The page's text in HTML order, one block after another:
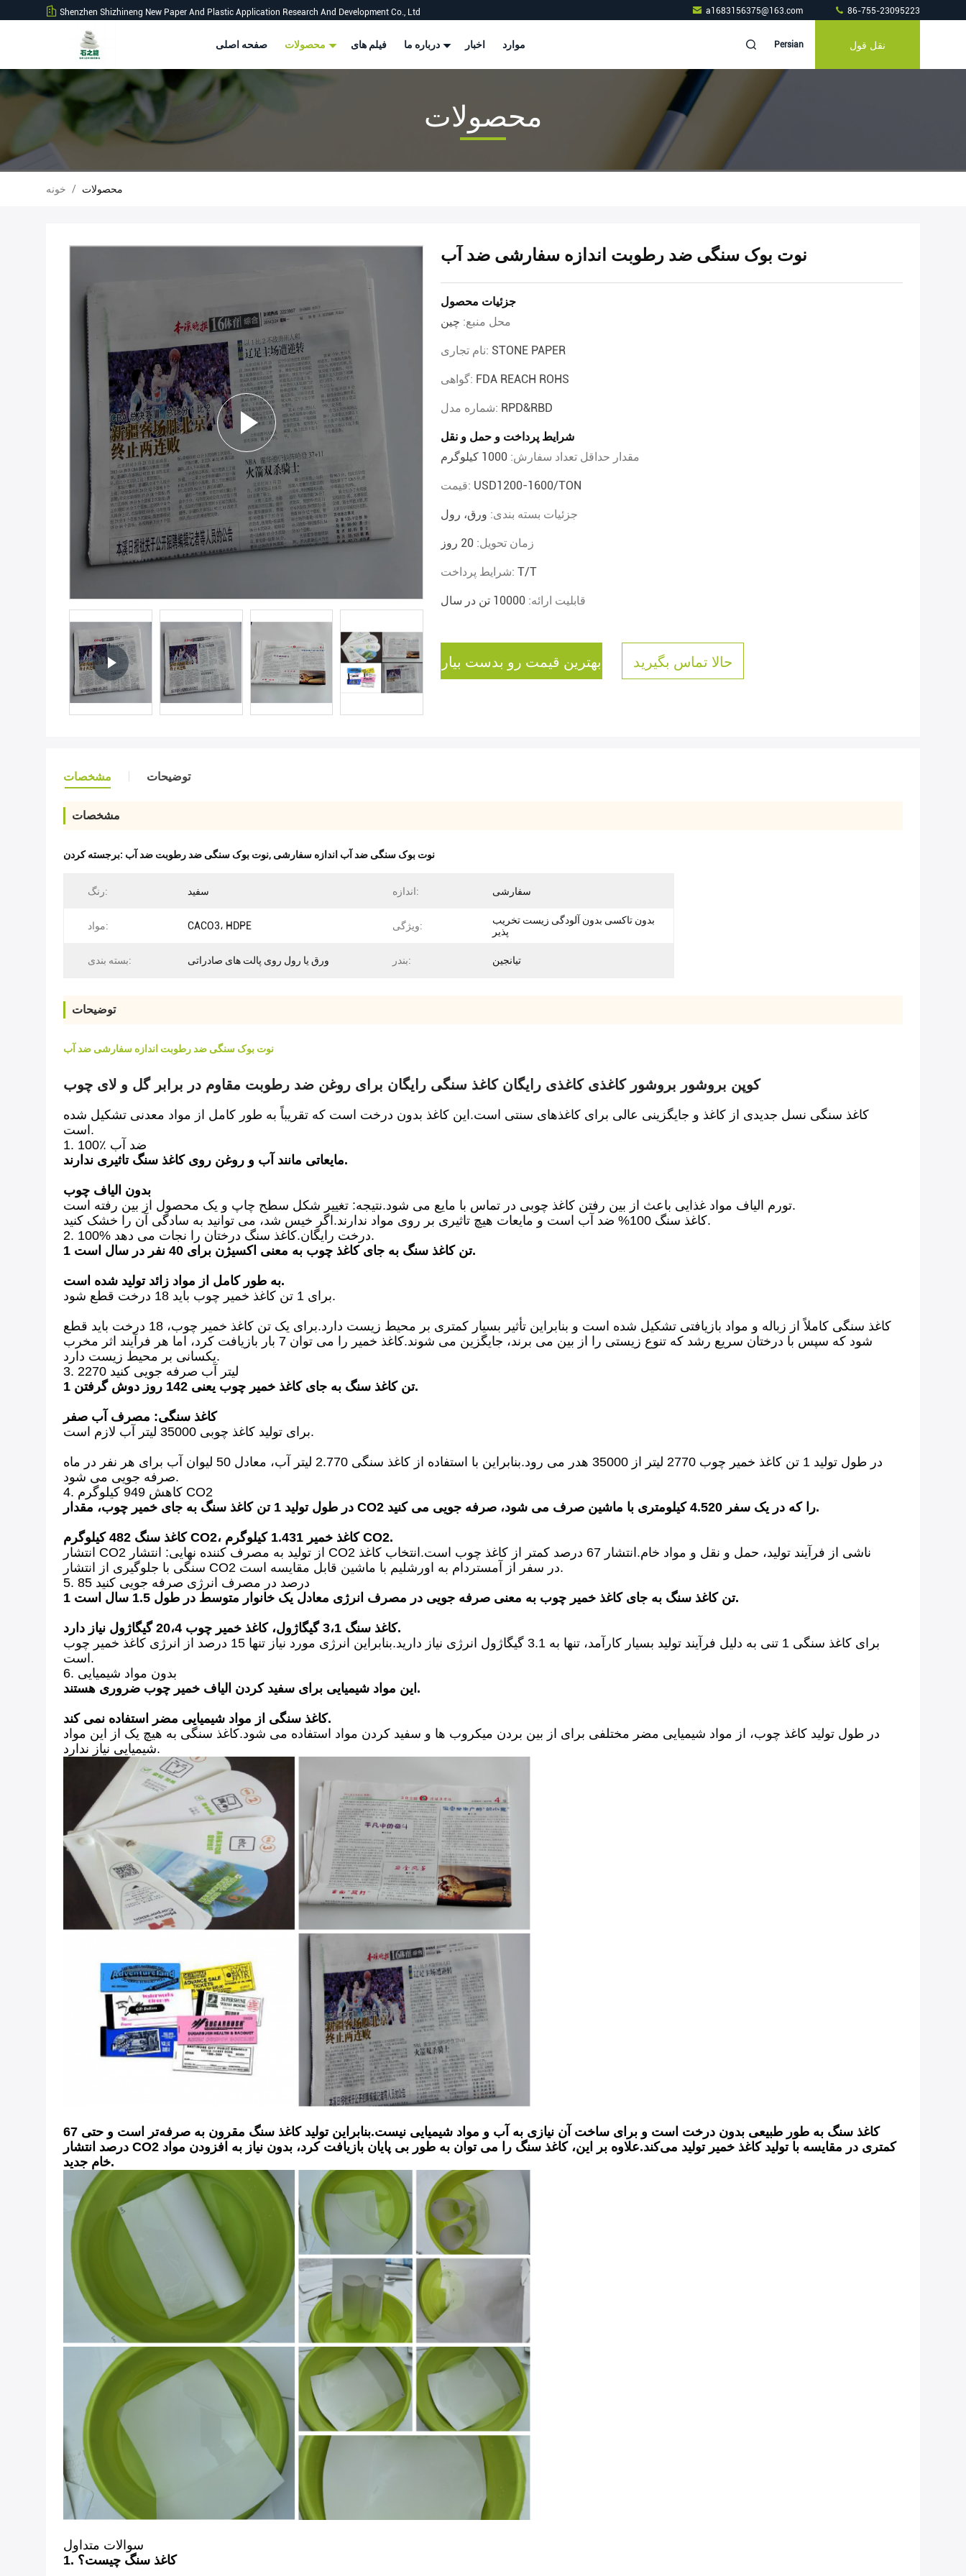
Shenzhen Shizhineng New Paper And Plastic Application Research And Development Co., Ltd a1683156375@163.com 86-755-23095223
صفحه اصلی فیلم های اخبار موارد Persian نقل قول
محصولات
خونه / محصولات
نوت بوک سنگی ضد رطوبت اندازه سفارشی ضد آب
جزئیات محصول
محل منبع: چین
نام تجاری: STONE PAPER
گواهی: FDA REACH ROHS
شماره مدل: RPD&RBD
شرایط پرداخت و حمل و نقل
مقدار حداقل تعداد سفارش: 1000 کیلوگرم
قیمت: USD1200-1600/TON
جزئیات بسته بندی: ورق، رول
زمان تحویل: 20 روز
شرایط پرداخت: T/T
قابلیت ارائه: 10000 تن در سال
بهترین قیمت رو بدست بیار حالا تماس بگیرید
مشخصات توضیحات
مشخصات
برجسته کردن: نوت بوک سنگی ضد رطوبت ضد آب, نوت بوک سنگی ضد آب اندازه سفارشی
رنگ: سفید اندازه: سفارشی
مواد: CACO3، HDPE ویژگی:
بدون تاکسی بدون آلودگی زیست تخریب
پذیر
بسته بندی: ورق یا رول روی پالت های صادراتی بندر: تیانجین
توضیحات
نوت بوک سنگی ضد رطوبت اندازه سفارشی ضد آب
کوپن بروشور بروشور کاغذی کاغذی رایگان کاغذ سنگی رایگان برای روغن ضد رطوبت مقاوم در برابر گل و لای چوب
کاغذ سنگی نسل جدیدی از کاغذ و جایگزینی عالی برای کاغذهای سنتی است.این کاغذ بدون درخت است که تقریباً به طور کامل از مواد معدنی تشکیل شده
است.
1. 100٪ ضد آب
مایعاتی مانند آب و روغن روی کاغذ سنگ تاثیری ندارند.
بدون الیاف چوب
تورم الیاف مواد غذایی باعث از بین رفتن کاغذ چوبی در تماس با مایع می شود.نتیجه: تغییر شکل سطح چاپ و یک محصول از بین رفته است.
کاغذ سنگ 100% ضد آب است و مایعات هیچ تاثیری بر روی مواد ندارند.اگر خیس شد، می توانید به سادگی آن را خشک کنید.
2. 100% درخت رایگان.کاغذ سنگ درختان را نجات می دهد.
1 تن کاغذ سنگ به جای کاغذ چوب به معنی اکسیژن برای 40 نفر در سال است.
به طور کامل از مواد زائد تولید شده است.
برای 1 تن کاغذ خمیر چوب باید 18 درخت قطع شود.
کاغذ سنگی کاملاً از زباله و مواد بازیافتی تشکیل شده است و بنابراین تأثیر بسیار کمتری بر محیط زیست دارد.برای یک تن کاغذ خمیر چوب، 18 درخت باید قطع
شود که سپس با درختان سریع رشد که تنوع زیستی را از بین می برند، جایگزین می شوند.کاغذ خمیر را می توان 7 بار بازیافت کرد، اما هر فرآیند اثر مخرب
یکسانی بر محیط زیست دارد.
3. 2270 لیتر آب صرفه جویی کنید
1 تن کاغذ سنگ به جای کاغذ خمیر چوب یعنی 142 روز دوش گرفتن.
کاغذ سنگی: مصرف آب صفر
برای تولید کاغذ چوبی 35000 لیتر آب لازم است.
در طول تولید 1 تن کاغذ خمیر چوب 2770 لیتر از 35000 هدر می رود.بنابراین با استفاده از کاغذ سنگی 2.770 لیتر آب، معادل 50 لیوان آب برای هر نفر در ماه
صرفه جویی می شود.
4. کاهش 949 کیلوگرم CO2
در طول تولید 1 تن کاغذ سنگ به جای خمیر چوب، مقدار CO2 را که در یک سفر 4.520 کیلومتری با ماشین صرف می شود، صرفه جویی می کنید.
کاغذ سنگ 482 کیلوگرم CO2، کاغذ خمیر 1.431 کیلوگرم CO2.
انتشار CO2 از تولید به مصرف کننده نهایی: انتشار CO2 ناشی از فرآیند تولید، حمل و نقل و مواد خام.انتشار 67 درصد کمتر از کاغذ چوب است.انتخاب کاغذ
سنگی با جلوگیری از انتشار CO2 در سفر از آمستردام به اورشلیم با ماشین قابل مقایسه است.
5. 85 درصد در مصرف انرژی صرفه جویی کنید
1 تن کاغذ سنگ به جای کاغذ خمیر چوب به معنی صرفه جویی در مصرف انرژی معادل یک خانوار متوسط ​​در طول 1.5 سال است.
کاغذ سنگ 3،1 گیگاژول، کاغذ خمیر چوب 20،4 گیگاژول نیاز دارد.
برای کاغذ سنگی 1 تنی به دلیل فرآیند تولید بسیار کارآمد، تنها به 3.1 گیگاژول انرژی نیاز دارید.بنابراین انرژی مورد نیاز تنها 15 درصد از انرژی کاغذ خمیر چوب
است.
6. بدون مواد شیمیایی
این مواد شیمیایی برای سفید کردن الیاف خمیر چوب ضروری هستند.
کاغذ سنگی از مواد شیمیایی مضر استفاده نمی کند.
در طول تولید کاغذ چوب، از مواد شیمیایی مضر مختلفی برای از بین بردن میکروب ها و سفید کردن مواد استفاده می شود.کاغذ سنگی به هیچ یک از این مواد
شیمیایی نیاز ندارد.
کاغذ سنگ به طور طبیعی بدون درخت است و برای ساخت آن نیازی به آب و مواد شیمیایی نیست.بنابراین تولید کاغذ سنگ مقرون به صرفه‌تر است و حتی 67
درصد انتشار CO2 کمتری در مقایسه با تولید کاغذ خمیر تولید می‌کند.علاوه بر این، کاغذ سنگ را می توان به طور بی پایان بازیافت کرد، بدون نیاز به افزودن مواد
خام جدید.
سوالات متداول
1. کاغذ سنگ چیست؟